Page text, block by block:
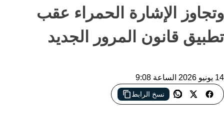
وتجاوز الإشارة الحمراء عقب
تطبيق قانون المرور الجديد
14 يونيو 2026 الساعة 9:08
نسخ الرابط